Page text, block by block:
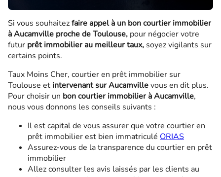
Si vous souhaitezfaire appel à un bon courtier immobilier
à Aucamville proche de Toulouse, pour négocier votre
futur prêt immobilier au meilleur taux, soyez vigilants sur
certains points.
Taux Moins Cher, courtier en prêt immobilier sur
Toulouse et intervenant sur Aucamvillevous en dit plus.
Pour choisir un bon courtier immobilier à Aucamville,
nous vous donnons les conseils suivants :
Il est capital de vous assurer que votre courtier en
prêt immobilier est bien immatriculé ORIAS
Assurez-vous de la transparence du courtier en prêt
immobilier
Allez consulter les avis laissés par les clients au